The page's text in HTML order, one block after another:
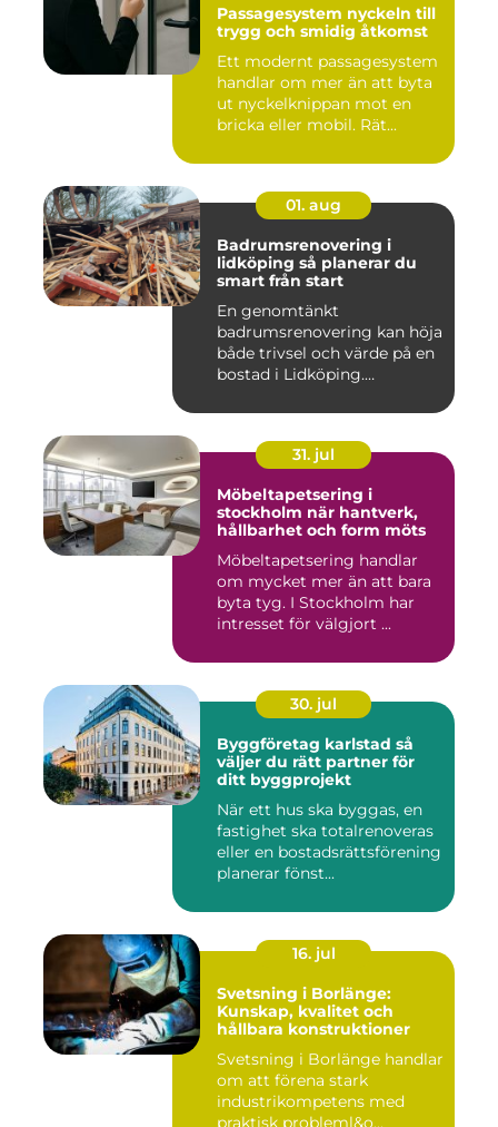
Passagesystem nyckeln till
trygg och smidig åtkomst
Ett modernt passagesystem
handlar om mer än att byta
ut nyckelknippan mot en
bricka eller mobil. Rät...
01. aug
Badrumsrenovering i
lidköping så planerar du
smart från start
En genomtänkt
badrumsrenovering kan höja
både trivsel och värde på en
bostad i Lidköping.
31. jul
Möbeltapetsering i
stockholm när hantverk,
hållbarhet och form möts
Möbeltapetsering handlar
om mycket mer än att bara
byta tyg. I Stockholm har
intresset för välgjort ...
30. jul
Byggföretag karlstad så
väljer du rätt partner för
ditt byggprojekt
När ett hus ska byggas, en
fastighet ska totalrenoveras
eller en bostadsrättsförening
planerar fönst...
16. jul
Svetsning i Borlänge:
Kunskap, kvalitet och
hållbara konstruktioner
Svetsning i Borlänge handlar
om att förena stark
industrikompetens med
praktisk probleml&o...